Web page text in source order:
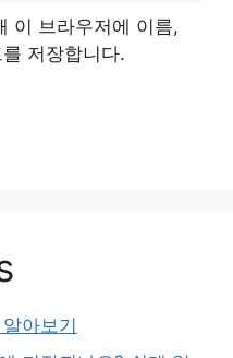
이 브라우저에 이름,
저장합니다.
아보기